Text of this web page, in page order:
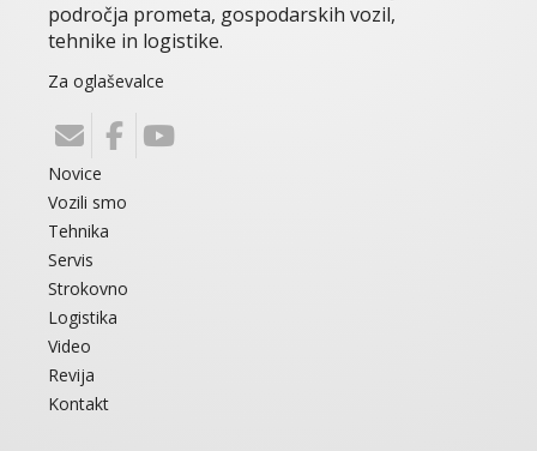
področja prometa, gospodarskih vozil,
tehnike in logistike.
Za oglaševalce
Novice
Vozili smo
Tehnika
Servis
Strokovno
Logistika
Video
Revija
Kontakt